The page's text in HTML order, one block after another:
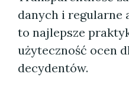
danych i regularne
to najlepsze
użyteczność ocen
decydentów.